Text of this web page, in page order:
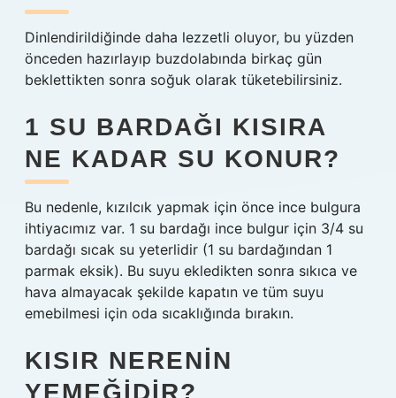
Dinlendirildiğinde daha lezzetli oluyor, bu yüzden
önceden hazırlayıp buzdolabında birkaç gün
beklettikten sonra soğuk olarak tüketebilirsiniz.
1 SU BARDAĞI KISIRA
NE KADAR SU KONUR?
Bu nedenle, kızılcık yapmak için önce ince bulgura
ihtiyacımız var. 1 su bardağı ince bulgur için 3/4 su
bardağı sıcak su yeterlidir (1 su bardağından 1
parmak eksik). Bu suyu ekledikten sonra sıkıca ve
hava almayacak şekilde kapatın ve tüm suyu
emebilmesi için oda sıcaklığında bırakın.
KISIR NERENIN
YEMEĞIDIR?